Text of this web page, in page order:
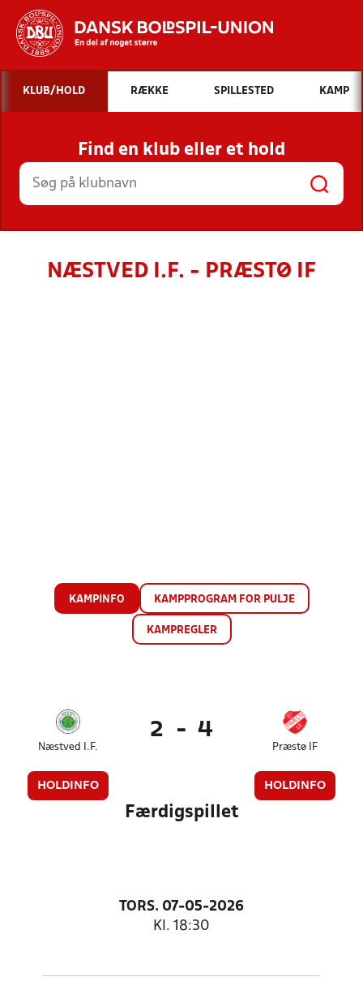
Hvad vil du søge efter?
INDHOLD OG NYHEDER
STILLINGER, RESULTATER, KLUBBER OG
HOLD
KLUB/HOLD RÆKKE SPILLESTED KAMP
Find en klub eller et hold
NÆSTVED I.F. - PRÆSTØ IF
KAMPINFO KAMPPROGRAM FOR PULJE
KAMPREGLER
Næstved I.F.
HOLDINFO
2 - 4
Præstø IF
HOLDINFO
Færdigspillet
TORS. 07-05-2026
Kl. 18:30